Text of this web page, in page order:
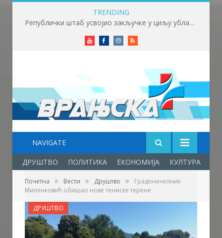
TRENDING
Викенд у знаку бициклизма у Врању
YoutubeFacebookInstagram
RSS
NAVIGATE
ДРУШТВО ПОЛИТИКА ЕКОНОМИЈА КУЛТУРА
Почетна » Вести » Друштво »
Градонечелник
Миленковић обишао нове тениске терене
ДРУШТВО